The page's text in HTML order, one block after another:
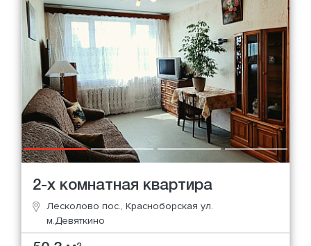
2-х комнатная квартира
Лесколово пос., Красноборская ул.
м.Девяткино